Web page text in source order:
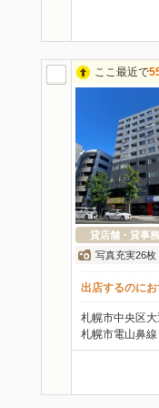
ここ最近で
貸店舗・貸事
写真充実26枚
出店するのに
札幌市中央区
札幌市電山鼻線